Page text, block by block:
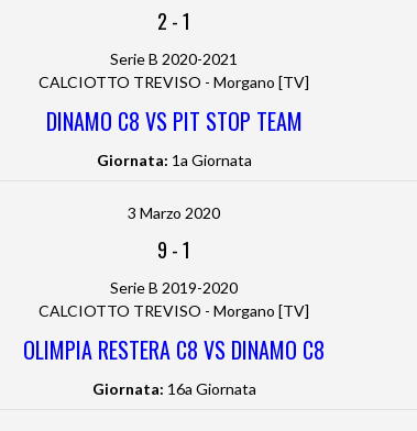
2 -1
Serie B 2020-2021
CALCIOTTO TREVISO - Morgano [TV]
DINAMO C8 VS PIT STOP TEAM
Giornata: 1a Giornata
3 Marzo 2020
9 -1
Serie B 2019-2020
CALCIOTTO TREVISO - Morgano [TV]
OLIMPIA RESTERA C8 VS DINAMO C8
Giornata: 16a Giornata